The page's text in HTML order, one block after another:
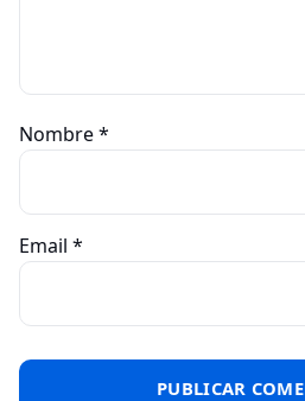
Nombre*
Email *